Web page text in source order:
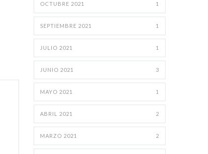
OCTUBRE 2021 1
SEPTIEMBRE 2021 1
JULIO 2021 1
JUNIO 2021 3
MAYO 2021 1
ABRIL 2021 2
MARZO 2021 2